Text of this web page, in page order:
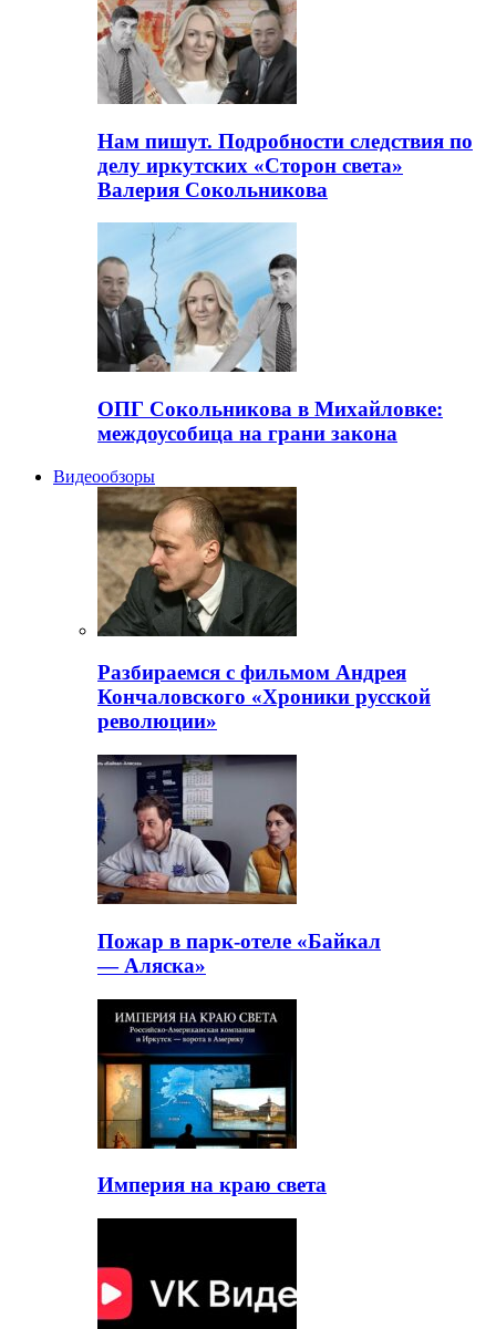
Нам пишут. Подробности следствия по
делу иркутских «Сторон света»
Валерия Сокольникова
ОПГ Сокольникова в Михайловке:
междоусобица на грани закона
Видеообзоры
Разбираемся с фильмом Андрея
Кончаловского «Хроники русской
революции»
Пожар в парк-отеле «Байкал
— Аляска»
Империя на краю света